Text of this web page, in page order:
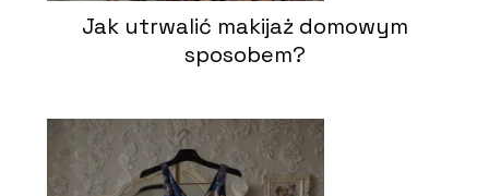
Jak utrwalić makijaż domowym
sposobem?